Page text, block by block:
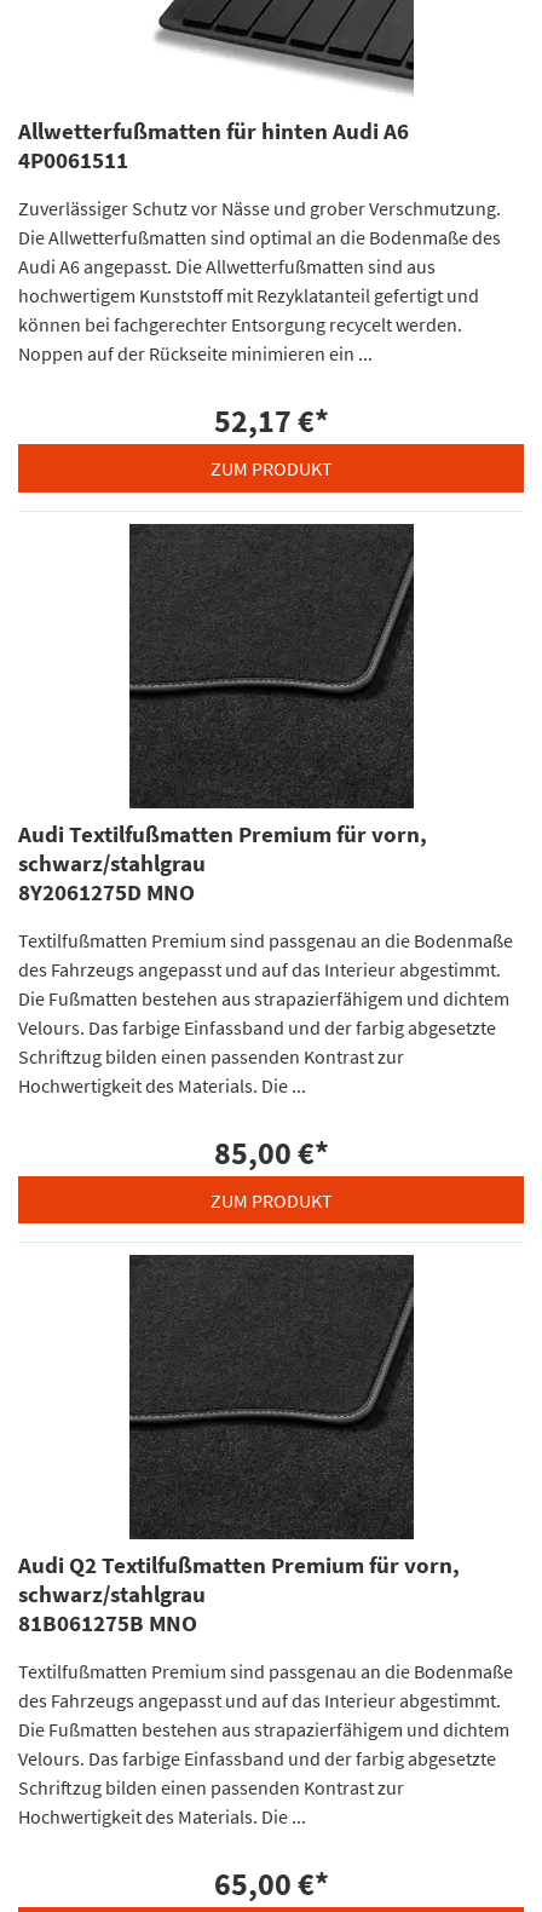
Allwetterfußmatten für hinten Audi A6
4P0061511
Zuverlässiger Schutz vor Nässe und grober Verschmutzung.
Die Allwetterfußmatten sind optimal an die Bodenmaße des
Audi A6 angepasst. Die Allwetterfußmatten sind aus
hochwertigem Kunststoff mit Rezyklatanteil gefertigt und
können bei fachgerechter Entsorgung recycelt werden.
Noppen auf der Rückseite minimieren ein ...
52,17 €*
ZUM PRODUKT
Audi Textilfußmatten Premium für vorn,
schwarz/stahlgrau
8Y2061275D MNO
Textilfußmatten Premium sind passgenau an die Bodenmaße
des Fahrzeugs angepasst und auf das Interieur abgestimmt.
Die Fußmatten bestehen aus strapazierfähigem und dichtem
Velours. Das farbige Einfassband und der farbig abgesetzte
Schriftzug bilden einen passenden Kontrast zur
Hochwertigkeit des Materials. Die ...
85,00 €*
ZUM PRODUKT
Audi Q2 Textilfußmatten Premium für vorn,
schwarz/stahlgrau
81B061275B MNO
Textilfußmatten Premium sind passgenau an die Bodenmaße
des Fahrzeugs angepasst und auf das Interieur abgestimmt.
Die Fußmatten bestehen aus strapazierfähigem und dichtem
Velours. Das farbige Einfassband und der farbig abgesetzte
Schriftzug bilden einen passenden Kontrast zur
Hochwertigkeit des Materials. Die ...
65,00 €*